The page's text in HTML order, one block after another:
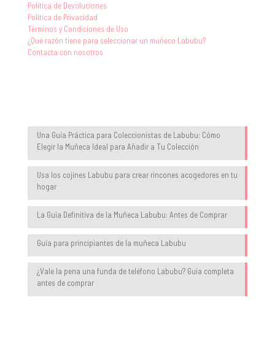
Política de Devoluciones
Política de Privacidad
Términos y Condiciones de Uso
¿Qué razón tiene para seleccionar un muñeco Labubu?
Contacta con nosotros
Una Guía Práctica para Coleccionistas de Labubu: Cómo
Elegir la Muñeca Ideal para Añadir a Tu Colección
Usa los cojines Labubu para crear rincones acogedores en tu
hogar
La Guía Definitiva de la Muñeca Labubu: Antes de Comprar
Guía para principiantes de la muñeca Labubu
¿Vale la pena una funda de teléfono Labubu? Guía completa
antes de comprar